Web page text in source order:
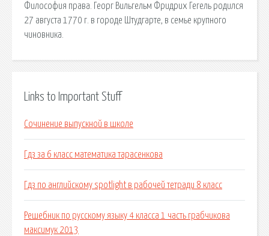
Философия права. Георг Вильгельм Фридрих Гегель родился
27 августа 1770 г. в городе Штудгарте, в семье крупного
чиновника.
Links to Important Stuff
Сочинение выпускной в школе
Гдз за 6 класс математика тарасенкова
Гдз по английскому spotlight в рабочей тетради 8 класс
Решебник по русскому языку 4 класса 1 часть грабчикова
максимук 2013